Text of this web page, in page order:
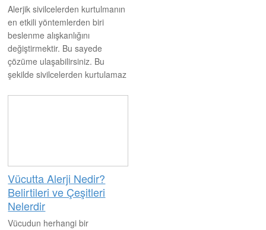
Alerjik sivilcelerden kurtulmanın
en etkili yöntemlerden biri
beslenme alışkanlığını
değiştirmektir. Bu sayede
çözüme ulaşabilirsiniz. Bu
şekilde sivilcelerden kurtulamaz
Vücutta Alerji Nedir?
Belirtileri ve Çeşitleri
Nelerdir
Vücudun herhangi bir